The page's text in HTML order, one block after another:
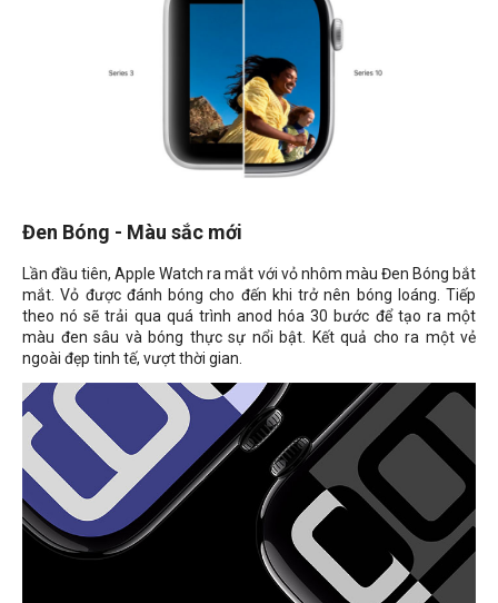
Đen Bóng - Màu sắc mới
Lần đầu tiên, Apple Watch ra mắt với vỏ nhôm màu Đen Bóng bắt
mắt. Vỏ được đánh bóng cho đến khi trở nên bóng loáng. Tiếp
theo nó sẽ trải qua quá trình anod hóa 30 bước để tạo ra một
màu đen sâu và bóng thực sự nổi bật. Kết quả cho ra một vẻ
ngoài đẹp tinh tế, vượt thời gian.